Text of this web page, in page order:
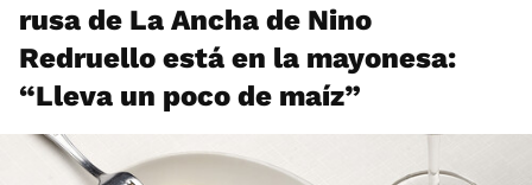
rusa de La Ancha de Nino
Redruello está en la mayonesa:
“Lleva un poco de maíz”